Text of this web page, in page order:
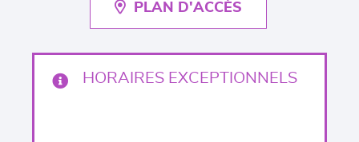
PLAN D'ACCÈS
HORAIRES EXCEPTIONNELS